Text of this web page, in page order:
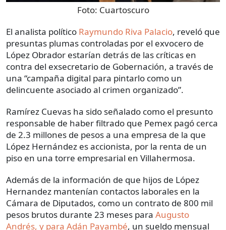
Foto: Cuartoscuro
El analista político Raymundo Riva Palacio, reveló que
presuntas plumas controladas por el exvocero de
López Obrador estarían detrás de las críticas en
contra del exsecretario de Gobernación, a través de
una “campaña digital para pintarlo como un
delincuente asociado al crimen organizado”.
Ramírez Cuevas ha sido señalado como el presunto
responsable de haber filtrado que Pemex pagó cerca
de 2.3 millones de pesos a una empresa de la que
López Hernández es accionista, por la renta de un
piso en una torre empresarial en Villahermosa.
Además de la información de que hijos de López
Hernandez mantenían contactos laborales en la
Cámara de Diputados, como un contrato de 800 mil
pesos brutos durante 23 meses para Augusto
Andrés, y para Adán Payambé, un sueldo mensual